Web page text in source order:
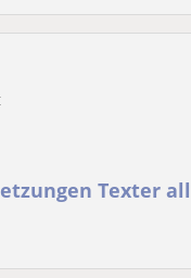
Texter